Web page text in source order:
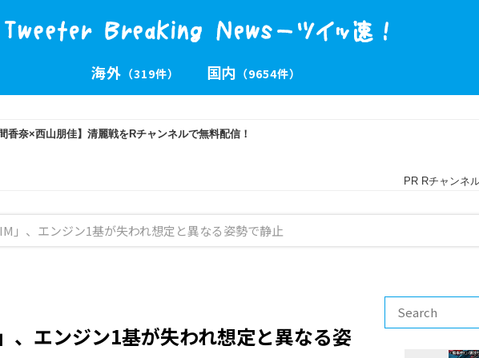
海外 （319件） 国内 （9654件）
」、エンジン1基が失われ想定と異なる姿勢で静止
、エンジン1基が失われ想定と異なる姿